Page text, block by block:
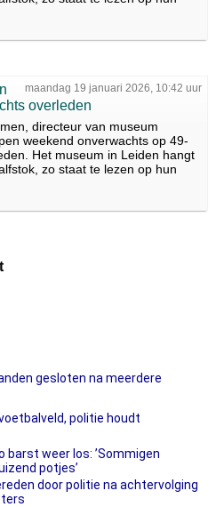
maandag 19 januari 2026, 10:42 uur
overleden
directeur van museum
weekend onverwachts op 49-
Het museum in Leiden hangt
zo staat te lezen op hun
gesloten na meerdere
politie houdt
barst weer los: ’Sommigen
potjes’
door politie na achtervolging